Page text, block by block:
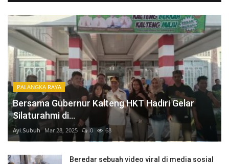
PALANGKA RAYA
Bersama Gubernur Kalteng HKT Hadiri Gelar
Silaturahmi di...
Ayi.Subuh Mar 28, 2025 0 68
Beredar sebuah video viral di media sosial